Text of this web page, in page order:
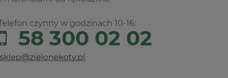
czynny w godzinach 10-16:
58 300 02 02